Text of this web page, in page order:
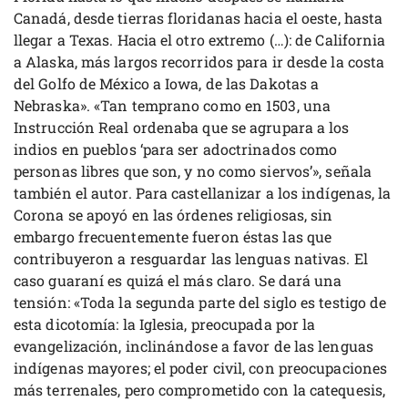
Canadá, desde tierras floridanas hacia el oeste, hasta
llegar a Texas. Hacia el otro extremo (…): de California
a Alaska, más largos recorridos para ir desde la costa
del Golfo de México a Iowa, de las Dakotas a
Nebraska». «Tan temprano como en 1503, una
Instrucción Real ordenaba que se agrupara a los
indios en pueblos ‘para ser adoctrinados como
personas libres que son, y no como siervos’», señala
también el autor. Para castellanizar a los indígenas, la
Corona se apoyó en las órdenes religiosas, sin
embargo frecuentemente fueron éstas las que
contribuyeron a resguardar las lenguas nativas. El
caso guaraní es quizá el más claro. Se dará una
tensión: «Toda la segunda parte del siglo es testigo de
esta dicotomía: la Iglesia, preocupada por la
evangelización, inclinándose a favor de las lenguas
indígenas mayores; el poder civil, con preocupaciones
más terrenales, pero comprometido con la catequesis,